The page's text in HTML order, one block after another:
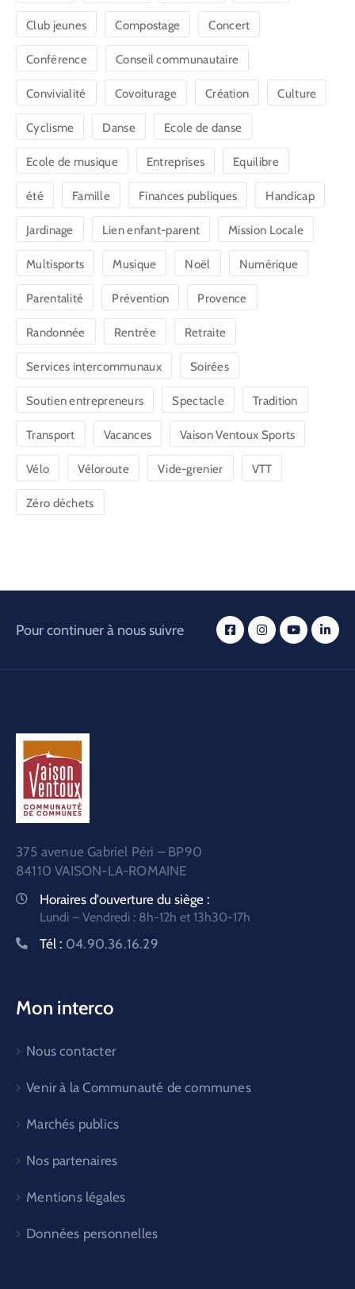
Club jeunes Compostage Concert
Conférence Conseil communautaire
Convivialité Covoiturage Création Culture
Cyclisme Danse Ecole de danse
Ecole de musique Entreprises Equilibre
été Famille Finances publiques Handicap
Jardinage Lien enfant-parent Mission Locale
Multisports Musique Noël Numérique
Parentalité Prévention Provence
Randonnée Rentrée Retraite
Services intercommunaux Soirées
Soutien entrepreneurs Spectacle Tradition
Transport Vacances Vaison Ventoux Sports
Vélo Véloroute Vide-grenier VTT
Zéro déchets
Pour continuer à nous suivre
375 avenue Gabriel Péri – BP90
84110 VAISON-LA-ROMAINE
Horaires d'ouverture du siège :
Lundi – Vendredi : 8h-12h et 13h30-17h
Tél : 04.90.36.16.29
Mon interco
Nous contacter
Venir à la Communauté de communes
Marchés publics
Nos partenaires
Mentions légales
Données personnelles